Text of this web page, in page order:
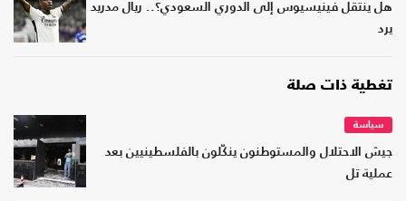
هل ينتقل فينيسيوس إلى الدوري السعودي؟.. ريال مدريد
يرد
تغطية ذات صلة
سياسة
جيش الاحتلال والمستوطنون ينكّلون بالفلسطينيين بعد
عملية تل